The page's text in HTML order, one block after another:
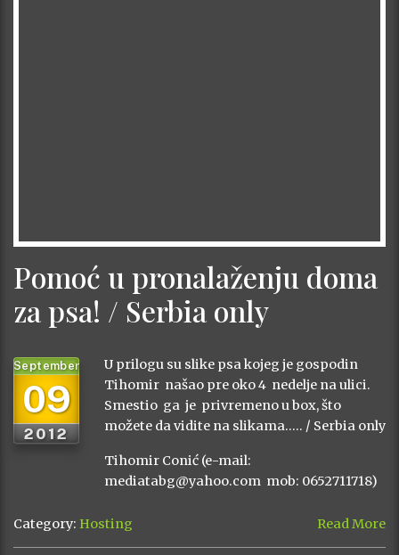
Pomoć u pronalaženju doma
za psa! / Serbia only
09
September
2012
U prilogu su slike psa kojeg je gospodin
Tihomir našao pre oko 4 nedelje na ulici.
Smestio ga je privremeno u box, što
možete da vidite na slikama….. / Serbia only
Tihomir Conić (e-mail:
mediatabg@yahoo.com mob: 0652711718)
Category: Hosting Read More